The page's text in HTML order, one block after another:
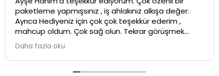
paketleme yapmışsınız , iş ahlakınız alkışa değer.
Ayrıca Hediyeniz için çok çok teşekkür ederim ,
mahcup oldum. Çok sağ olun. Tekrar görüşmek
üzere ...İyi çalışmalar💕
Daha fazla oku